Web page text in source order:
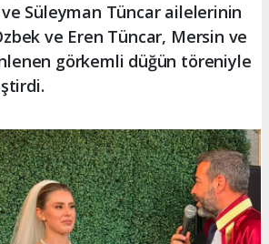
Süleyman Tüncar ailelerinin
ve Eren Tüncar, Mersin ve
görkemli düğün töreniyle